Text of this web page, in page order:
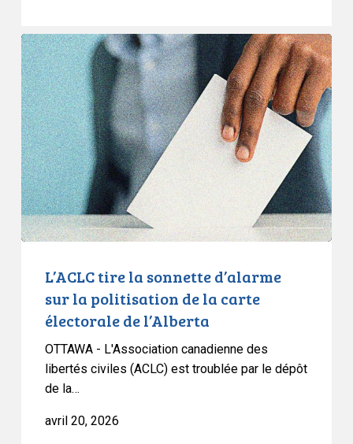
L’ACLC
tire
la
sonnette
d’alarme
sur
la
politisation
de
la
l’Alberta
L’ACLC tire la sonnette d’alarme
sur la politisation de la carte
électorale de l’Alberta
OTTAWA - L'Association canadienne des
libertés civiles (ACLC) est troublée par le dépôt
de la…
avril 20, 2026